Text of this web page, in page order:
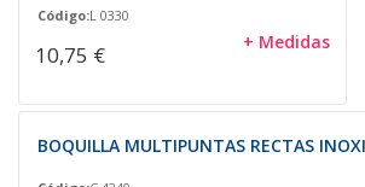
Código:L 0330
10,75 € + Medidas
BOQUILLA MULTIPUNTAS RECTAS